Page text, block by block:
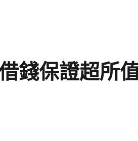
錢保證超所